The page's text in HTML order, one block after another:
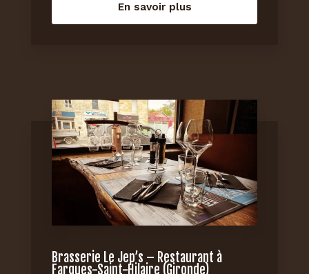
En savoir plus
Brasserie Le Jep’s – Restaurant à
Fargues-Saint-Hilaire (Gironde)